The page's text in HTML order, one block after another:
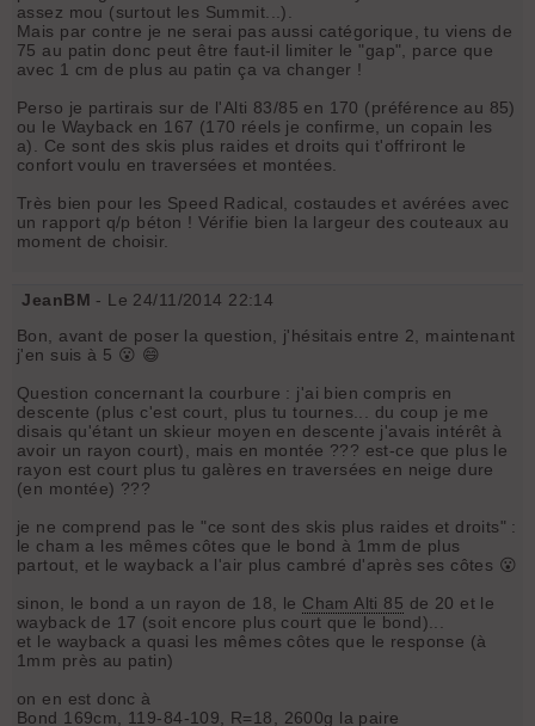
assez mou (surtout les Summit...).
Mais par contre je ne serai pas aussi catégorique, tu viens de
75 au patin donc peut être faut-il limiter le "gap", parce que
avec 1 cm de plus au patin ça va changer !
Perso je partirais sur de l'Alti 83/85 en 170 (préférence au 85)
ou le Wayback en 167 (170 réels je confirme, un copain les
a). Ce sont des skis plus raides et droits qui t'offriront le
confort voulu en traversées et montées.
Très bien pour les Speed Radical, costaudes et avérées avec
un rapport q/p béton ! Vérifie bien la largeur des couteaux au
moment de choisir.
JeanBM - Le 24/11/2014 22:14
Bon, avant de poser la question, j'hésitais entre 2, maintenant
j'en suis à 5 😮 😄
Question concernant la courbure : j'ai bien compris en
descente (plus c'est court, plus tu tournes... du coup je me
disais qu'étant un skieur moyen en descente j'avais intérêt à
avoir un rayon court), mais en montée ??? est-ce que plus le
rayon est court plus tu galères en traversées en neige dure
(en montée) ???
je ne comprend pas le "ce sont des skis plus raides et droits" :
le cham a les mêmes côtes que le bond à 1mm de plus
partout, et le wayback a l'air plus cambré d'après ses côtes 😮
sinon, le bond a un rayon de 18, le Cham Alti 85 de 20 et le
wayback de 17 (soit encore plus court que le bond)...
et le wayback a quasi les mêmes côtes que le response (à
1mm près au patin)
on en est donc à
Bond 169cm, 119-84-109, R=18, 2600g la paire